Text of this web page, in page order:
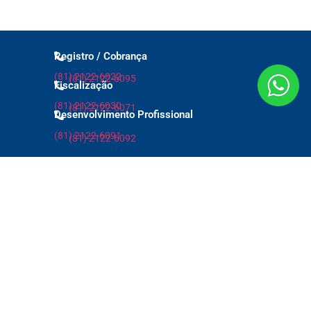
Registro / Cobrança
(81) 2122-6022
(81) 2122-6095
Fiscalização
(81) 2122-6030
(81) 2122-6071
Desenvolvimento Profissional
(81) 2122-6091
(81) 2122-6092